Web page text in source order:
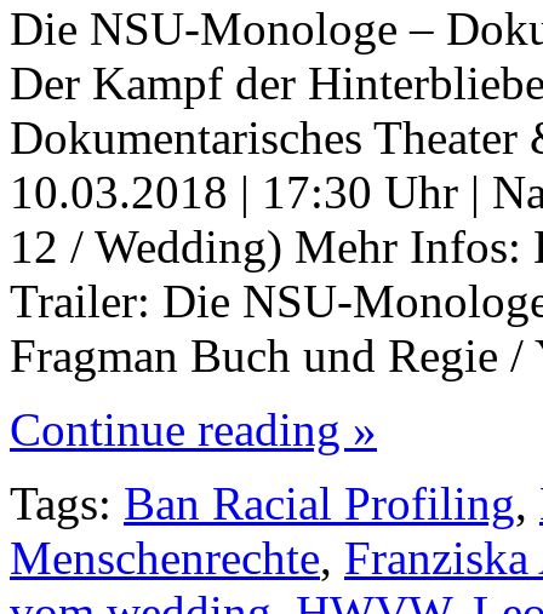
Die NSU-Monologe –
Der Kampf der
Dokumentarisches
10.03.2018 | 17:30 Uhr |
12 / Wedding) Mehr Infos:
Trailer: Die NSU-
Fragman Buch und Regie
Continue reading »
Tags: Ban Racial Profiling,
Menschenrechte,